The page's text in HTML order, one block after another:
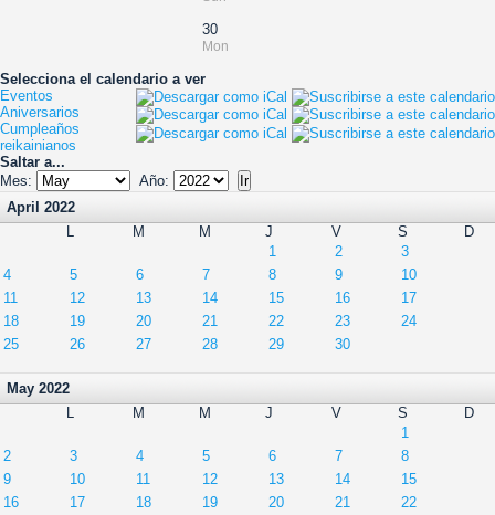
30
Mon
Selecciona el calendario a ver
Eventos
Aniversarios
Cumpleaños
reikainianos
Saltar a...
Mes:
Año:
April 2022
L
M M J V S
D
1
2
3
4
5 6 7 8 9
10
11
12 13 14 15 16
17
18
19 20 21 22 23
24
25
26 27 28 29 30
May 2022
L
M M J V S
D
1
2
3 4 5 6 7
8
9
10 11 12 13 14
15
16
17 18 19 20 21 22